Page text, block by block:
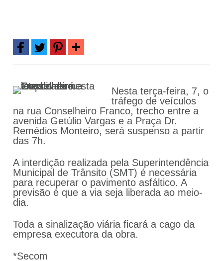
Nesta terça-feira, 7, o
tráfego de veículos
na rua Conselheiro Franco, trecho entre a
avenida Getúlio Vargas e a Praça Dr.
Remédios Monteiro, será suspenso a partir
das 7h.
A interdição realizada pela Superintendência
Municipal de Trânsito (SMT) é necessária
para recuperar o pavimento asfáltico. A
previsão é que a via seja liberada ao meio-
dia.
Toda a sinalização viária ficará a cago da
empresa executora da obra.
*Secom